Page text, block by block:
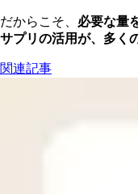
だからこそ、 必要な量
サプリの活用が、多く
関連記事